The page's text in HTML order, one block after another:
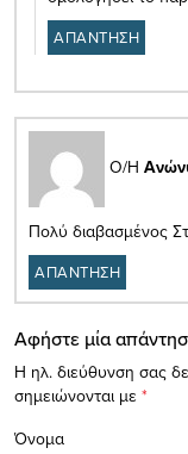
ΑΠΑΝΤΗΣΗ
Ο/Η
Πολύ διαβασμένος
ΑΠΑΝΤΗΣΗ
Αφήστε μία
Η ηλ. διεύθυνση σας
σημειώνονται με *
Όνομα